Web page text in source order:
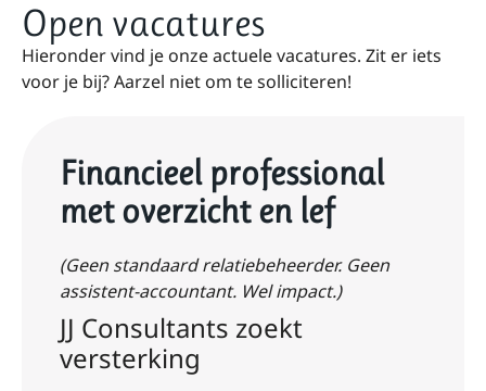
Open vacatures
Hieronder vind je onze actuele vacatures. Zit er iets
voor je bij? Aarzel niet om te solliciteren!
Financieel professional
met overzicht en lef
(Geen standaard relatiebeheerder. Geen
assistent-accountant. Wel impact.)
JJ Consultants zoekt
versterking